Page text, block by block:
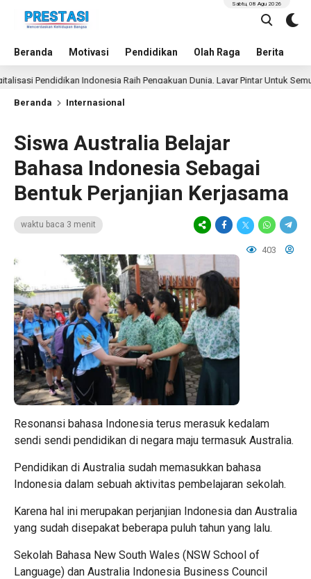
Beranda Motivasi Pendidikan Olah Raga Berita
Sabtu, 08 Agu 2026
Indonesia Raih Pengakuan Dunia, Layar Pintar Untuk Semua Siswa
Beranda Internasional
Siswa Australia Belajar
Bahasa Indonesia Sebagai
Bentuk Perjanjian Kerjasama
waktu baca 3 menit
403
Resonansi bahasa Indonesia terus merasuk kedalam
sendi sendi pendidikan di negara maju termasuk Australia.
Pendidikan di Australia sudah memasukkan bahasa
Indonesia dalam sebuah aktivitas pembelajaran sekolah.
Karena hal ini merupakan perjanjian Indonesia dan Australia
yang sudah disepakat beberapa puluh tahun yang lalu.
Sekolah Bahasa New South Wales (NSW School of
Language) dan Australia Indonesia Business Council